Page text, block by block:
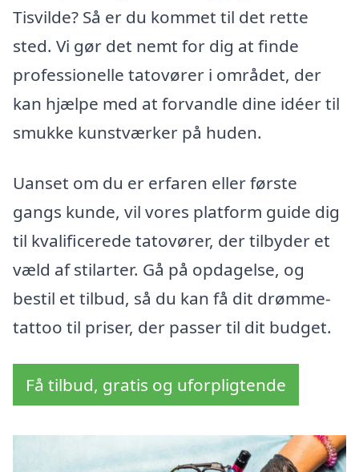
Tisvilde? Så er du kommet til det rette
sted. Vi gør det nemt for dig at finde
professionelle tatovører i området, der
kan hjælpe med at forvandle dine idéer til
smukke kunstværker på huden.
Uanset om du er erfaren eller første
gangs kunde, vil vores platform guide dig
til kvalificerede tatovører, der tilbyder et
væld af stilarter. Gå på opdagelse, og
bestil et tilbud, så du kan få dit drømme-
tattoo til priser, der passer til dit budget.
Få tilbud, gratis og uforpligtende